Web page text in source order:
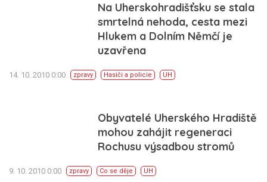
Na Uherskohradišťsku se stala
smrtelná nehoda, cesta mezi
Hlukem a Dolním Němčí je
uzavřena
14. 10. 2010 0:00 zpravy Hasiči a policie UH
Obyvatelé Uherského Hradiště
mohou zahájit regeneraci
Rochusu výsadbou stromů
9. 10. 2010 0:00 zpravy Co se děje UH